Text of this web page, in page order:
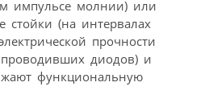
импульсе молнии) или
стойки (на интервалах
прочности
диодов) и
функциональную